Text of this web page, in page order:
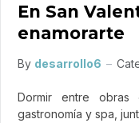
En San
enamorarte
By desarrollo6
Dormir entre obras
gastronomía y spa,